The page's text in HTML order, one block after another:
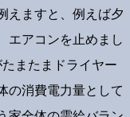
えますと、例えば夕
エアコンを止めまし
またまドライヤー
の消費電力量として